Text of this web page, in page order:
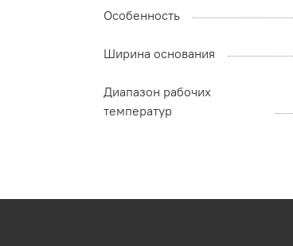
Особенность
Ширина основания
Диапазон рабочих
температур